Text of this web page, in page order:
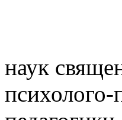
наук
психолого-